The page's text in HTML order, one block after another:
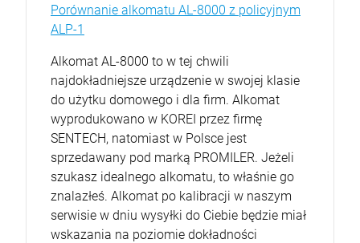
Porównanie alkomatu AL-8000 z policyjnym
ALP-1
Alkomat AL-8000 to w tej chwili
najdokładniejsze urządzenie w swojej klasie
do użytku domowego i dla firm. Alkomat
wyprodukowano w KOREI przez firmę
SENTECH, natomiast w Polsce jest
sprzedawany pod marką PROMILER. Jeżeli
szukasz idealnego alkomatu, to właśnie go
znalazłeś. Alkomat po kalibracji w naszym
serwisie w dniu wysyłki do Ciebie będzie miał
wskazania na poziomie dokładności